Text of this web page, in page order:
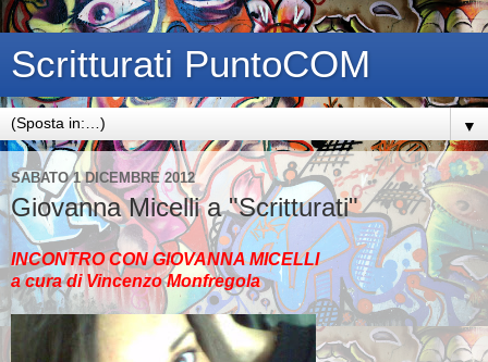
Scritturati PuntoCOM
▼
SABATO 1 DICEMBRE 2012
Giovanna Micelli a "Scritturati"
INCONTRO CON GIOVANNA MICELLI
a cura di Vincenzo Monfregola